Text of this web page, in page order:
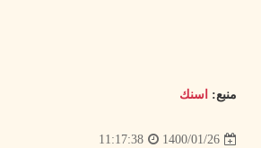
منبع: اسنك
1400/01/26
11:17:38